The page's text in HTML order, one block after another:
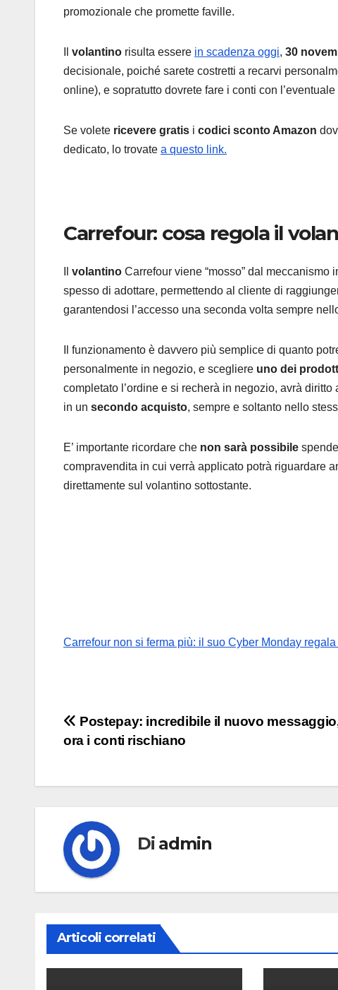
promozionale che promette faville.
volantino risulta essere in scadenza oggi, 30
decisionale, poiché sarete costretti a recarvi
online), e sopratutto dovrete fare i conti con
Se volete ricevere gratis i codici sconto Amazon
dedicato, lo trovate a questo link.
Carrefour: cosa regola il
volantino Carrefour viene “mosso” dal meccanismo
spesso di adottare, permettendo al cliente di
garantendosi l’accesso una seconda volta sempre
Il funzionamento è davvero più semplice di quanto
personalmente in negozio, e scegliere uno dei
completato l’ordine e si recherà in negozio, avrà diritto
in un secondo acquisto, sempre e soltanto nello
E’ importante ricordare che non sarà possibile
compravendita in cui verrà applicato potrà riguardare
direttamente sul volantino sottostante.
Carrefour non si ferma più: il suo Cyber Monday
Navigazione
Postepay: incredibile il nuovo
ora i conti rischiano
Di admin
Articoli correlati